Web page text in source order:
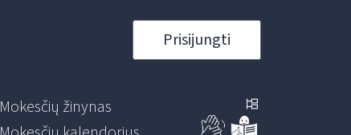
Prisijungti
Mokesčių žinynas